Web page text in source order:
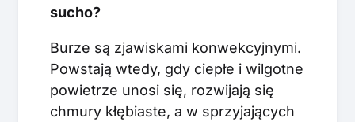
sucho?
Burze są zjawiskami konwekcyjnymi.
Powstają wtedy, gdy ciepłe i wilgotne
powietrze unosi się, rozwijają się
chmury kłębiaste, a w sprzyjających